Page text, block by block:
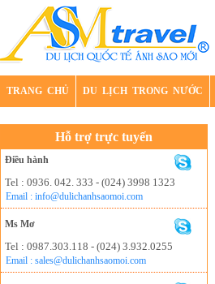
TRANG CHỦ DU LỊCH TRONG NƯỚC
Hỗ trợ trực tuyến
Điều hành
Tel : 0936. 042. 333 - (024) 3998 1323
Email : info@dulichanhsaomoi.com
Ms Mơ
Tel : 0987.303.118 - (024) 3.932.0255
Email : sales@dulichanhsaomoi.com